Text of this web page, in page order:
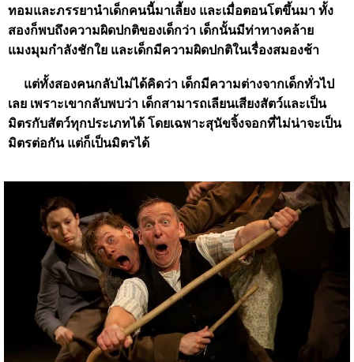
ทอมและภรรยานำเด็กคนนี้มาเลี้ยง และเมื่อตอนโตขึ้นมา ทั้ง
สองก็พบถึงความผิดปกติของเด็กว่า เด็กนั้นมีท่าทางคล้าย
แมงมุมกำลังชักใย และเด็กมีความผิดปกติในเรื่องสมองช้า
แต่ทั้งสองคนกลับไม่ได้คิดว่า เด็กมีความต่างจากเด็กทั่วไป
เลย เพราะเขากลับพบว่า เด็กสามารถเลียนเสียงสัตว์และเป็น
มิตรกับสัตว์ทุกประเภทได้ โดยเฉพาะสุนัขจิ้งจอกที่ไม่น่าจะเป็น
มิตรต่อกัน แต่ก็เป็นมิตรได้